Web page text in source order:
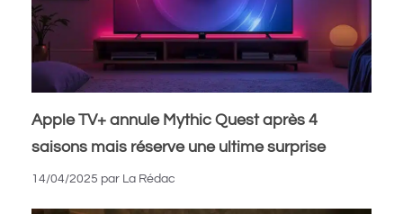
Apple TV+ annule Mythic Quest après 4
saisons mais réserve une ultime surprise
14/04/2025 par La Rédac